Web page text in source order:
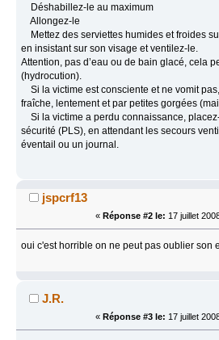
Déshabillez‐le au maximum
Allongez‐le
Mettez des serviettes humides et froides
en insistant sur son visage et ventilez‐le.
Attention, pas d’eau ou de bain glacé, cela
(hydrocution).
Si la victime est consciente et ne vomit
fraîche, lentement et par petites gorgées
Si la victime a perdu connaissance,
sécurité (PLS), en attendant les secours
éventail ou un journal.
jspcrf13
« Réponse #2 le: 17 juillet
oui c'est horrible on ne peut pas oublier
J.R.
« Réponse #3 le: 17 juillet